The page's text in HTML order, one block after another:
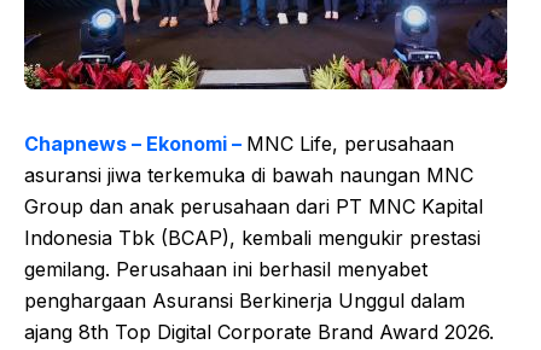
Chapnews – Ekonomi – MNC Life, perusahaan
asuransi jiwa terkemuka di bawah naungan MNC
Group dan anak perusahaan dari PT MNC Kapital
Indonesia Tbk (BCAP), kembali mengukir prestasi
gemilang. Perusahaan ini berhasil menyabet
penghargaan Asuransi Berkinerja Unggul dalam
ajang 8th Top Digital Corporate Brand Award 2026.